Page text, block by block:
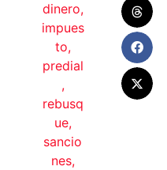
dinero,
impues
to,
predial
,
rebusq
ue,
sancio
nes,